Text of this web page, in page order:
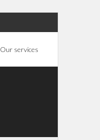
Our services